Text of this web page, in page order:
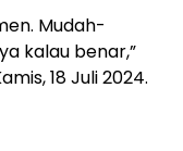
Mudah-
kalau benar,”
18 Juli 2024.